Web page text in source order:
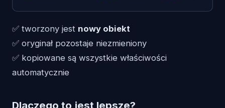
✅ tworzony jest nowy obiekt
✅ oryginał pozostaje niezmieniony
✅ kopiowane są wszystkie właściwości
automatycznie
Dlaczego to jest lepsze?